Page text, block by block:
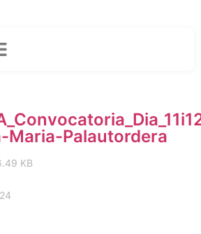
Maria-Palautordera
KB